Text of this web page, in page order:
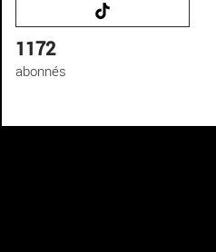
1172
abonnés